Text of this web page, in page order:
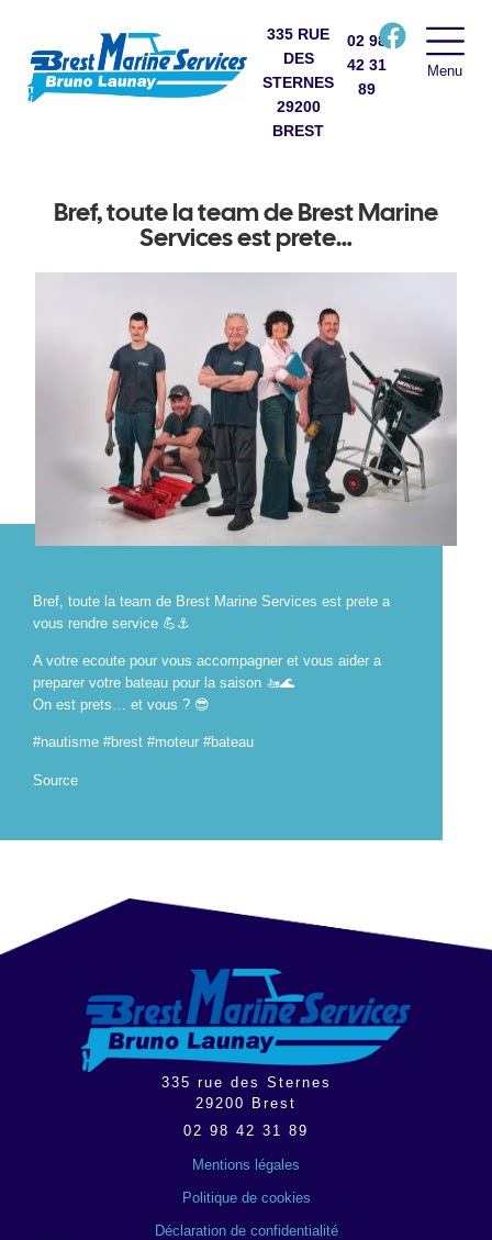
335 RUE
DES
STERNES
29200
BREST
02 98
42 31
89
Menu
Bref, toute la team de Brest Marine
Services est prete…
Bref, toute la team de Brest Marine Services est prete a
vous rendre service 💪⚓️
A votre ecoute pour vous accompagner et vous aider a
preparer votre bateau pour la saison 🚤🌊
On est prets… et vous ? 😎
#nautisme #brest #moteur #bateau
Source
335 rue des Sternes
29200
Brest
02 98 42 31 89
Mentions légales
Politique de cookies
Déclaration de confidentialité